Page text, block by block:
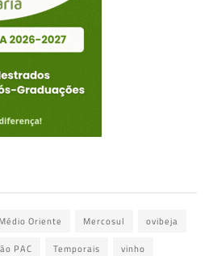
Oriente Mercosul ovibeja
PAC Temporais vinho